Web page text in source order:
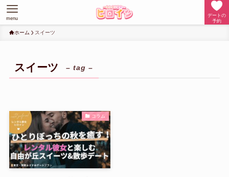
デートの
予約
menu
ホーム スイーツ
スイーツ – tag –
コラム